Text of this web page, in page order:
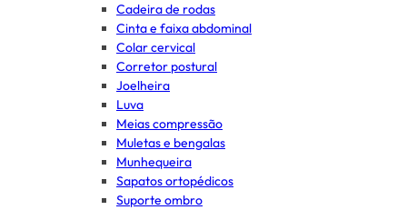
Cadeira de rodas
Cinta e faixa abdominal
Colar cervical
Corretor postural
Joelheira
Luva
Meias compressão
Muletas e bengalas
Munhequeira
Sapatos ortopédicos
Suporte ombro